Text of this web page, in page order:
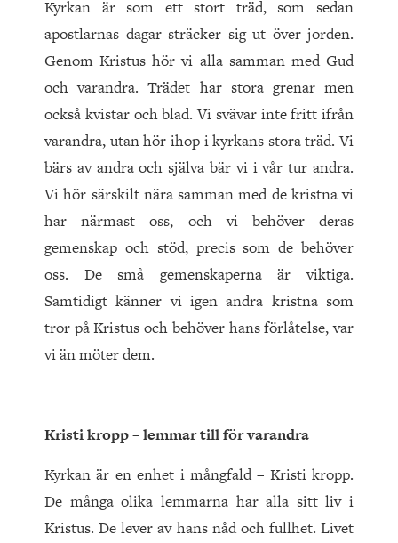
Kyrkan är som ett stort träd, som sedan
apostlarnas dagar sträcker sig ut över jorden.
Genom Kristus hör vi alla samman med Gud
och varandra. Trädet har stora grenar men
också kvistar och blad. Vi svävar inte fritt ifrån
varandra, utan hör ihop i kyrkans stora träd. Vi
bärs av andra och själva bär vi i vår tur andra.
Vi hör särskilt nära samman med de kristna vi
har närmast oss, och vi behöver deras
gemenskap och stöd, precis som de behöver
oss. De små gemenskaperna är viktiga.
Samtidigt känner vi igen andra kristna som
tror på Kristus och behöver hans förlåtelse, var
vi än möter dem.
Kristi kropp – lemmar till för varandra
Kyrkan är en enhet i mångfald – Kristi kropp.
De många olika lemmarna har alla sitt liv i
Kristus. De lever av hans nåd och fullhet. Livet